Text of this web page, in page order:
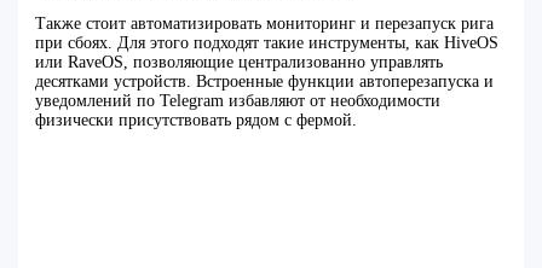
Также стоит автоматизировать мониторинг и перезапуск рига
при сбоях. Для этого подходят такие инструменты, как HiveOS
или RaveOS, позволяющие централизованно управлять
десятками устройств. Встроенные функции автоперезапуска и
уведомлений по Telegram избавляют от необходимости
физически присутствовать рядом с фермой.